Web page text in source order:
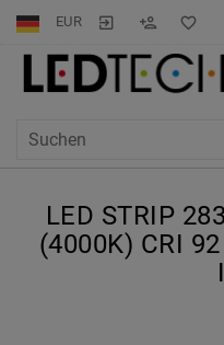
EUR
LED STRIP
4000K) CRI 92